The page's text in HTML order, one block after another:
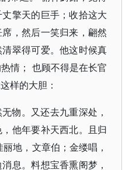
擎天的巨手；收拾这大
，然后一笑归来，翩然
翠得可爱。他这时候真
情； 也顾不得是在长官
样的大胆：
物。又还去九重深处，
他年要补天西北。且归
地，文章伯；金缕唱，
息。料想宝香熏阁梦，